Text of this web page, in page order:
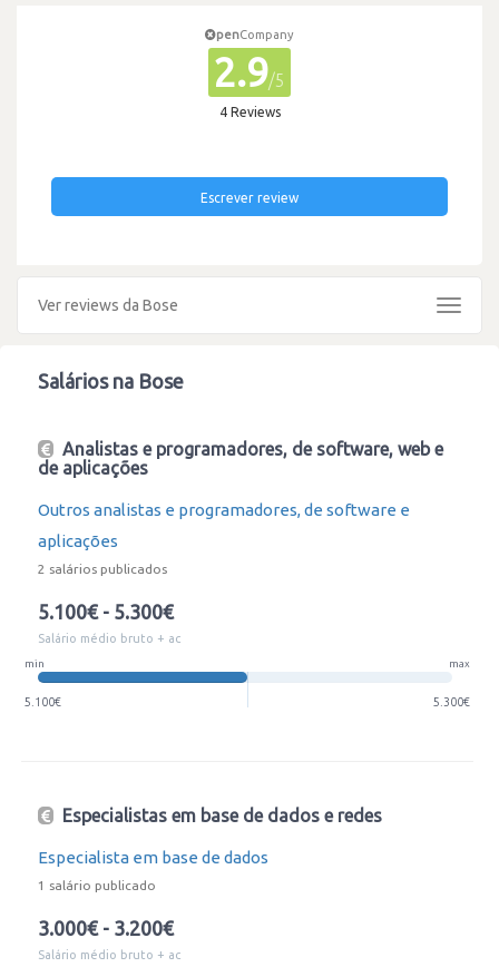
penCompany
2.9/5
4 Reviews
Escrever review
Ver reviews da Bose
Toggle
Salários na Bose
Analistas e programadores, de software, web e
de aplicações
Outros analistas e programadores, de software e
aplicações
2 salários publicados
5.100€ - 5.300€
Salário médio bruto + ac
min max
5.100€ 5.300€
Especialistas em base de dados e redes
Especialista em base de dados
1 salário publicado
3.000€ - 3.200€
Salário médio bruto + ac